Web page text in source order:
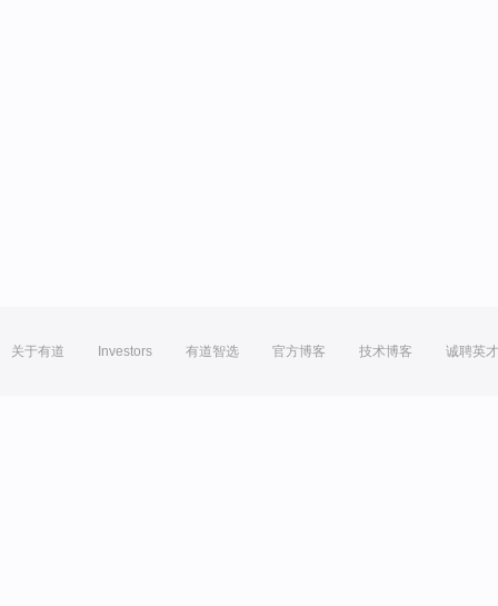
关于有道 Investors 有道智选 官方博客 技术博客 诚聘英才